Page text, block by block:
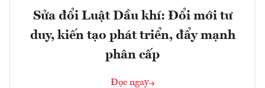
Sửa đổi Luật Dầu khí: Đổi mới tư
duy, kiến tạo phát triển, đẩy mạnh
phân cấp
Đọc ngay